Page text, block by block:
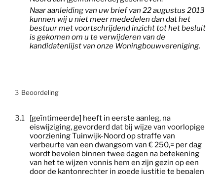
Naar aanleiding van uw brief van 22 augustus 2013
kunnen wij u niet meer mededelen dan dat het
bestuur met voortschrijdend inzicht tot het besluit
is gekomen om u te verwijderen van de
kandidatenlijst van onze Woningbouwvereniging.
3 Beoordeling
3.1
[geïntimeerde] heeft in eerste aanleg, na
eiswijziging, gevorderd dat bij wijze van voorlopige
voorziening Tuinwijk-Noord op straffe van
verbeurte van een dwangsom van € 250,= per dag
wordt bevolen binnen twee dagen na betekening
van het te wijzen vonnis hem en zijn gezin op een
door de kantonrechter in goede justitie te bepalen